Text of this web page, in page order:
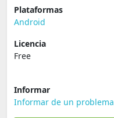
Plataformas
Android
Licencia
Free
Informar
Informar de un problema